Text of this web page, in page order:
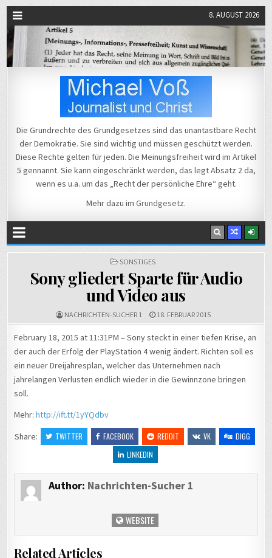
8. AUGUST 2026
Michael Voß
Die Grundrechte des Grundgesetzes sind das unantastbare Recht
der Demokratie. Sie sind wichtig und müssen geschützt werden.
Diese Rechte gelten für jeden. Die Meinungsfreiheit wird im Artikel
5 gennannt. Sie kann eingeschränkt werden, das legt Absatz 2 da,
wenn es u.a. um das „Recht der persönliche Ehre“ geht.
Mehr dazu im Grundgesetz.
POSTED
SONSTIGES
Sony gliedert Sparte für Audio
und Video aus
NACHRICHTEN-SUCHER 1 18. FEBRUAR 2015
February 18, 2015 at 11:31PM – Sony steckt in einer tiefen Krise, an
der auch der Erfolg der PlayStation 4 wenig ändert. Richten soll es
ein neuer Dreijahresplan, welcher das Unternehmen nach
jahrelangen Verlusten endlich wieder in die Gewinnzone bringen
soll.
Mehr:http://ift.tt/1yYQdbv
Share:
TWITTER FACEBOOK REDDIT VK
DIGG
LINKEDIN
Author: Nachrichten-Sucher 1
WEBSITE
Related Articles